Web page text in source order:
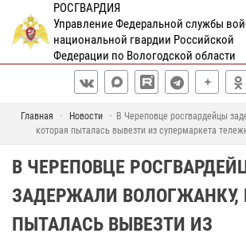
РОСГВАРДИЯ
Управление Федеральной службы
национальной гвардии Российской
Федерации по Вологодской области
Главная Новости
В Череповце росгвардейцы
которая пыталась вывезти из супермаркета
В ЧЕРЕПОВЦЕ
ЗАДЕРЖАЛИ ВОЛОГЖАНКУ,
ПЫТАЛАСЬ ВЫВЕЗТИ ИЗ